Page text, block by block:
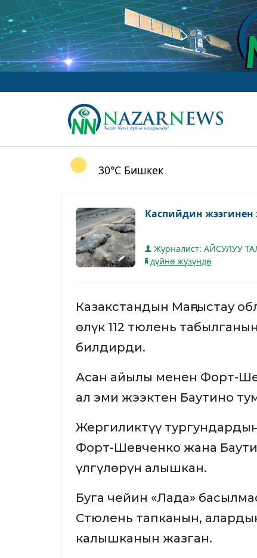
30°C Бишкек
Каспийдин
Журналист: АЙСУЛУУ
дүйнө жүзүндө
Казакстандын Маңгыстау
өлүк 112 тюлень
билдирди.
Асан айылы менен Форт-
ал эми жээктен Баутино
Жергиликтүү
Форт-Шевченко жана
үлгүлөрүн алышкан.
Буга чейин «Лада»
Стюлень тапканын,
калышканын жазган.